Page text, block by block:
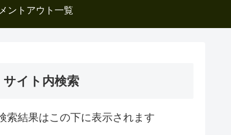
ントアウト一覧
サイト内検索
索結果はこの下に表示されます